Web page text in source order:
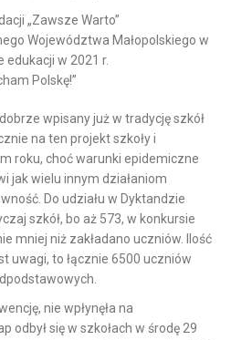
„Zawsze Warto”
Województwa Małopolskiego w
edukacji w 2021 r.
Polskę!”
wpisany już w tradycję szkół
na ten projekt szkoły i
roku, choć warunki epidemiczne
jak wielu innym działaniom
Do udziału w Dyktandzie
szkół, bo aż 573, w konkursie
mniej niż zakładano uczniów. Ilość
uwagi, to łącznie 6500 uczniów
nie wpłynęła na
odbył się w szkołach w środę 29